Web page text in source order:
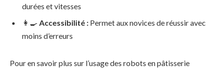
durées et vitesses
👩‍🍳 Accessibilité : Permet aux novices de réussir avec
moins d’erreurs
Pour en savoir plus sur l’usage des robots en pâtisserie